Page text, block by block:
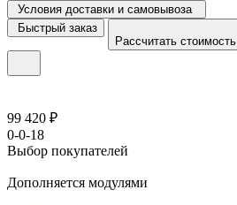
Условия доставки и самовывоза
Быстрый заказ
Рассчитать стоимость
99 420 ₽
0-0-18
Выбор покупателей
Дополняется модулями